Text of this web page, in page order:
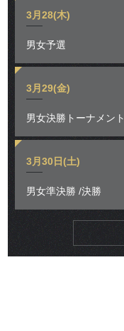
3月28(木)
男女予選
3月29(金)
男女決勝トーナメント
3月30日(土)
男女準決勝 /決勝